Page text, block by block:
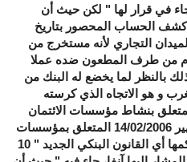
في قرار لها " لكن حيث أن
كشف الحساب المحصور بتاريخ
في الميدان التجاري لأنه مستخرج من
من طرف المطعون ضده عملا
وذلك بالنظر لما يخضع له البنك من
و هو الاتجاه الذي كرسته
106 من ظهير 6/7/1993 المتعلق بنشاط مؤسسات الائتمان
ومراقبتها وكذا المادة 118 من ظهير 14/02/2006 المتعلق بمؤسسات
الائتمان والهيئات المعتبرة في حكمها أي القانون البنكي الجديد " 10